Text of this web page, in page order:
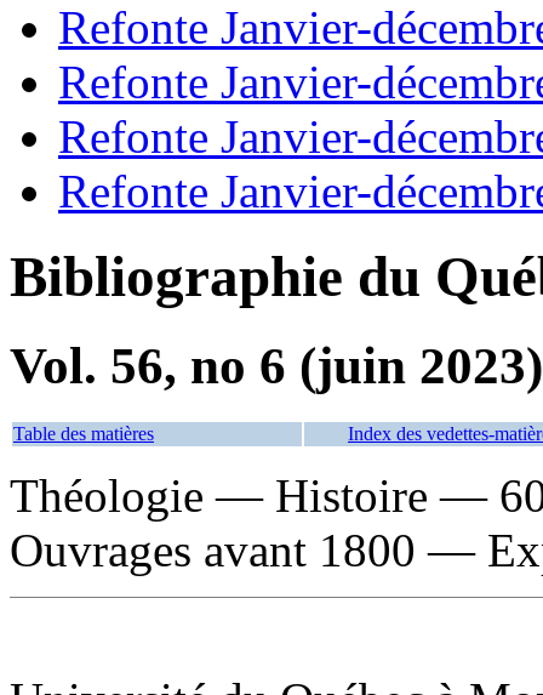
Refonte Janvier-
Refonte Janvier-
Refonte Janvier-
Refonte Janvier-
Bibliographie du
Vol. 56, no 6 (juin 2023)
Table des matières Index des vedettes-
Théologie — Histoire —
Ouvrages avant 1800 —